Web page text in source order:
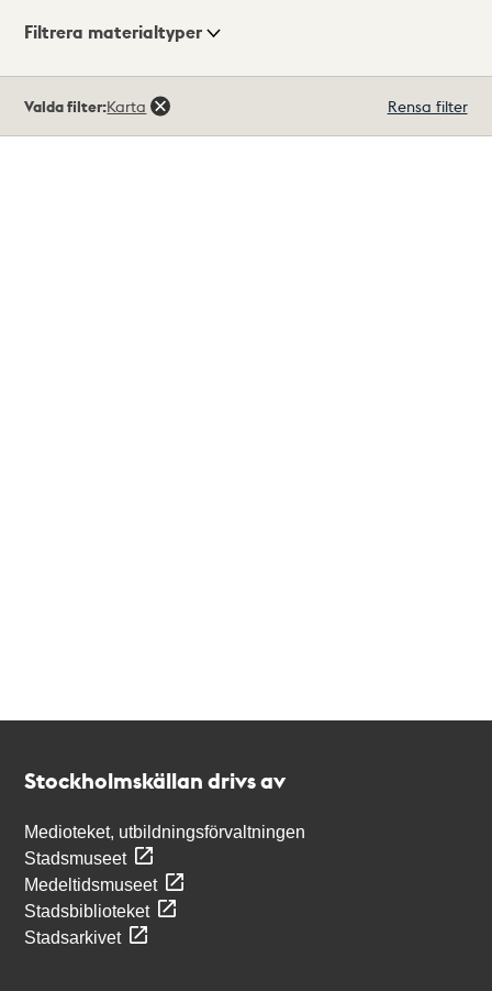
Visningsläge
Filtrera materialtyper
träffar
Valda filter:Karta Rensa filter
Stockholmskällan drivs av
Medioteket, utbildningsförvaltningen
Stadsmuseet
Medeltidsmuseet
Stadsbiblioteket
Stadsarkivet